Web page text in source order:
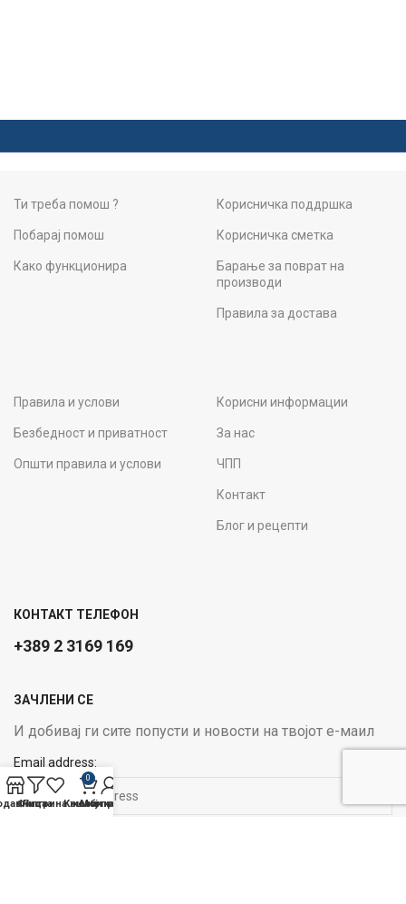
Ти треба помош ?
Побарај помош
Како функционира
Корисничка поддршка
Корисничка сметка
Барање за поврат на
производи
Правила за достава
Правила и услови
Безбедност и приватност
Општи правила и услови
Корисни информации
За нас
ЧПП
Контакт
Блог и рецепти
КОНТАКТ ТЕЛЕФОН
+389 2 3169 169
ЗАЧЛЕНИ СЕ
И добивај ги сите попусти и новости на твојот е-маил
Email address:
Филтри
Листа на желби
0
Кошничка
Мој профил